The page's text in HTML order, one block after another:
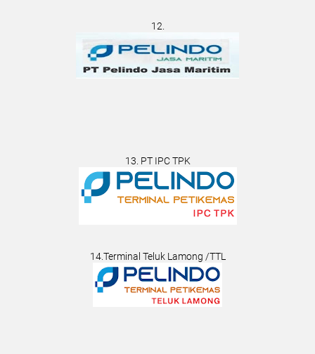
12.
13. PT IPC TPK
14.Terminal Teluk Lamong /TTL